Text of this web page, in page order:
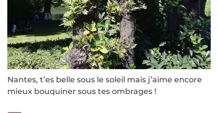
Nantes, t’es belle sous le soleil mais j’aime encore
mieux bouquiner sous tes ombrages !